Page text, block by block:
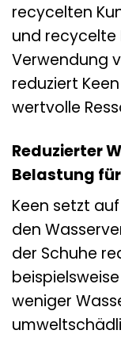
recycelten
und recycelte
Verwendung
reduziert
wertvolle
Reduzierter
Belastung
Keen setzt
den
der Schuhe
weniger